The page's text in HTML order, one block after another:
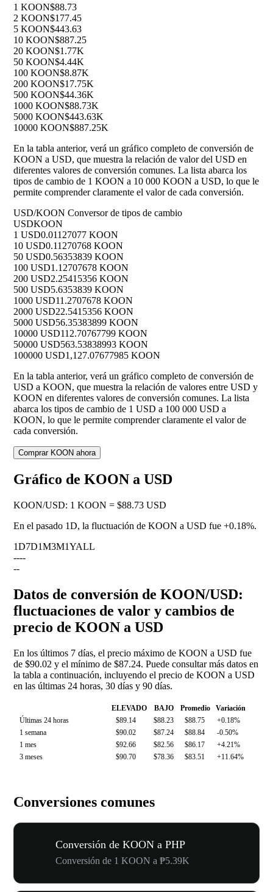
1 KOON$88.73
2 KOON$177.45
5 KOON$443.63
10 KOON$887.25
20 KOON$1.77K
50 KOON$4.44K
100 KOON$8.87K
200 KOON$17.75K
500 KOON$44.36K
1000 KOON$88.73K
5000 KOON$443.63K
10000 KOON$887.25K
En la tabla anterior, verá un gráfico completo de conversión de
KOON a USD, que muestra la relación de valor del USD en
diferentes valores de conversión comunes. La lista abarca los
tipos de cambio de 1 KOON a 10 000 KOON a USD, lo que le
permite comprender claramente el valor de cada conversión.
USD/KOON Conversor de tipos de cambio
USDKOON
1 USD0.01127077 KOON
10 USD0.11270768 KOON
50 USD0.56353839 KOON
100 USD1.12707678 KOON
200 USD2.25415356 KOON
500 USD5.6353839 KOON
1000 USD11.2707678 KOON
2000 USD22.5415356 KOON
5000 USD56.35383899 KOON
10000 USD112.70767799 KOON
50000 USD563.53838993 KOON
100000 USD1,127.07677985 KOON
En la tabla anterior, verá un gráfico completo de conversión de
USD a KOON, que muestra la relación de valores entre USD y
KOON en diferentes valores de conversión comunes. La lista
abarca los tipos de cambio de 1 USD a 100 000 USD a
KOON, lo que le permite comprender claramente el valor de
cada conversión.
Comprar KOON ahora
Gráfico de KOON a USD
KOON/USD: 1 KOON = $88.73 USD
En el pasado 1D, la fluctuación de KOON a USD fue +0.18%.
1D7D1M3M1YALL
----
--
Datos de conversión de KOON/USD:
fluctuaciones de valor y cambios de
precio de KOON a USD
En los últimos 7 días, el precio máximo de KOON a USD fue
de $90.02 y el mínimo de $87.24. Puede consultar más datos en
la tabla a continuación, incluyendo el precio de KOON a USD
en las últimas 24 horas, 30 días y 90 días.
ELEVADO BAJO Promedio
Variación
Últimas 24 horas
$89.14 $88.23 $88.75
+0.18%
1 semana
$90.02 $87.24 $88.84
-0.50%
1 mes
$92.66 $82.56 $86.17
+4.21%
3 meses
$90.70 $78.36 $83.51 +11.64%
Conversiones comunes
Conversión de KOON a PHP
Conversión de 1 KOON a ₱5.39K